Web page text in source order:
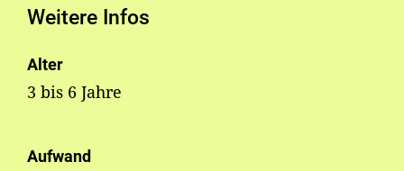
Weitere Infos
Alter
3 bis 6 Jahre
Aufwand